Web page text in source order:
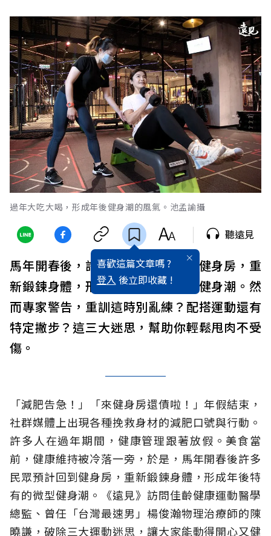
過年大吃大喝，形成年後健身潮的風氣。池孟諭攝
喜歡這篇文章嗎 ?
登入 後立即收藏 !
聽遠見
馬年開春後，許多民眾勢必會回到健身房，重
新鍛鍊身體，形成年後特有的微型健身潮。然
而專家警告，重訓這時別亂練？配搭運動還有
特定撇步？這三大迷思，幫助你輕鬆甩肉不受
傷。
「減肥告急！」「來健身房還債啦！」年假結束，
社群媒體上出現各種挽救身材的減肥口號與行動。
許多人在過年期間，健康管理跟著放假。美食當
前，健康維持被冷落一旁，於是，馬年開春後許多
民眾預計回到健身房，重新鍛鍊身體，形成年後特
有的微型健身潮。《遠見》訪問佳齡健康運動醫學
總監、曾任「台灣最速男」楊俊瀚物理治療師的陳
曉謙，破除三大運動迷思，讓大家能動得開心又健